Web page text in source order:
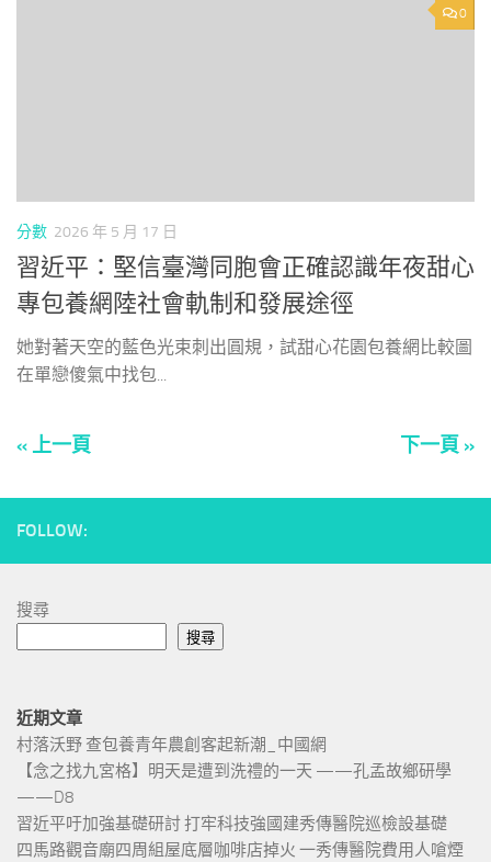
0
分數 2026 年 5 月 17 日
習近平：堅信臺灣同胞會正確認識年夜甜心
專包養網陸社會軌制和發展途徑
她對著天空的藍色光束刺出圓規，試甜心花園包養網比較圖
在單戀傻氣中找包...
« 上一頁 下一頁 »
FOLLOW:
搜尋
搜尋
近期文章
村落沃野 查包養青年農創客起新潮_中國網
【念之找九宮格】明天是遭到洗禮的一天 ——孔孟故鄉研學
——D8
習近平吁加強基礎研討 打牢科技強國建秀傳醫院巡檢設基礎
四馬路觀音廟四周組屋底層咖啡店掉火 一秀傳醫院費用人嗆煙